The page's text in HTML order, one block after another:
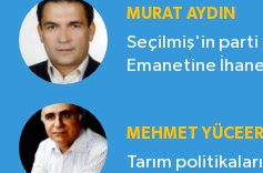
MURAT AYDIN
Seçilmiş'in parti
Emanetine
MEHMET YÜCEER
Tarım